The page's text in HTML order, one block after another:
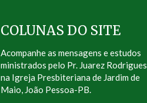
COLUNAS DO SITE
Acompanhe as mensagens e estudos
ministrados pelo Pr. Juarez Rodrigues
na Igreja Presbiteriana de Jardim de
Maio, João Pessoa-PB.